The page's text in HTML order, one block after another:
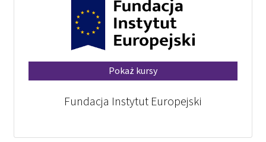
Pokaż kursy
Fundacja Instytut Europejski